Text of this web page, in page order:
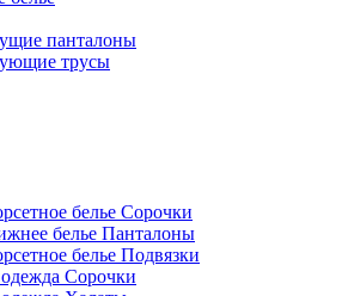
панталоны
трусы
белье Сорочки
белье Панталоны
белье Подвязки
Сорочки